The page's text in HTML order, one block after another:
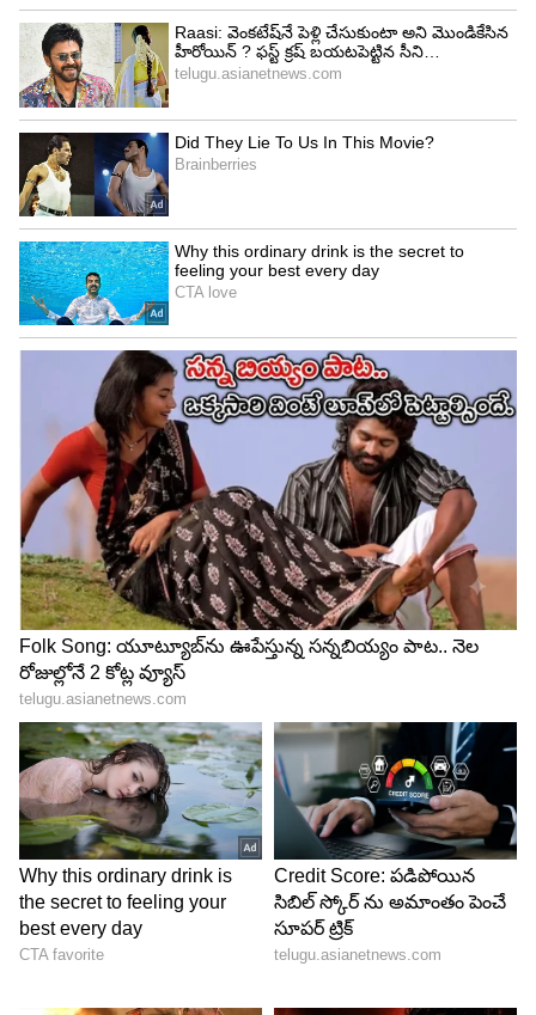
దయగల హృదయం
తల్లిదండ్రులు తమ పిల్లలతో చక్కగా ప్రవర్తించడమే కాకుండా
ఇతరుల పట్ల దయ, సానుభూతిని చూపించాలి. ఎందుకంటే
మీ పిల్లవాడు మిమ్మల్ని చూసే ఇతరుల పట్ల ఎలా ఉండాలో
నేర్చుకుంటాడు. మీరు దయగా ఉంటే పిల్లవాడు ఇతరల పట్ల
దయగా ఉండాలని అనుకుంటాడు.
5
9
భాగస్వామ్య అలవాటు
మీ పిల్లలు తన ఫుడ్ ను తన స్నేహితులతో పంచుకోవాలని
ప్రతి తల్లిదండ్రులు చెప్పాలి. అలాగే తన ఫ్రెండ్స్ తో
ఆడుకోమని చెప్పాలి. ఎందుకంటే ఇది వారి సామాజిక
నైపుణ్యాలను మెరుగుపరుస్తుంది. అందుకే తల్లిదండ్రులు
పిల్లలకు ఈ విషయాలను ఖచ్చితంగా నేర్పాలి. అలాగే
తల్లిదండ్రులు కూడా అలాగే ప్రవర్తించాలి.